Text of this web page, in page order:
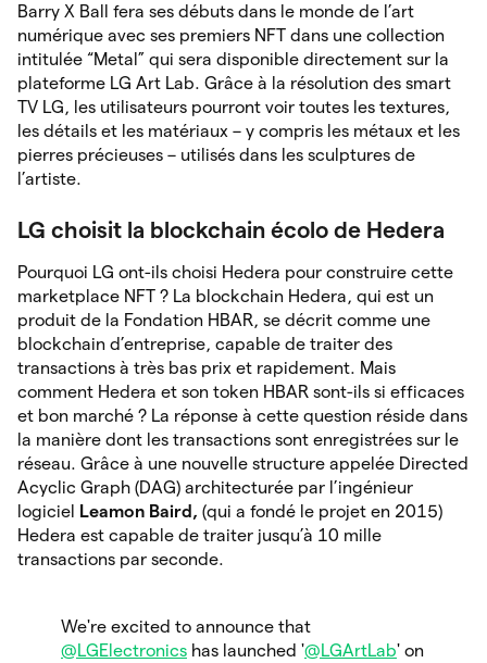
Barry X Ball fera ses débuts dans le monde de l’art
numérique avec ses premiers NFT dans une collection
intitulée “Metal” qui sera disponible directement sur la
plateforme LG Art Lab. Grâce à la résolution des smart
TV LG, les utilisateurs pourront voir toutes les textures,
les détails et les matériaux – y compris les métaux et les
pierres précieuses – utilisés dans les sculptures de
l’artiste.
LG choisit la blockchain écolo de Hedera
Pourquoi LG ont-ils choisi Hedera pour construire cette
marketplace NFT ? La blockchain Hedera, qui est un
produit de la Fondation HBAR, se décrit comme une
blockchain d’entreprise, capable de traiter des
transactions à très bas prix et rapidement. Mais
comment Hedera et son token HBAR sont-ils si efficaces
et bon marché ? La réponse à cette question réside dans
la manière dont les transactions sont enregistrées sur le
réseau. Grâce à une nouvelle structure appelée Directed
Acyclic Graph (DAG) architecturée par l’ingénieur
logiciel
Leamon Baird, (qui a fondé le projet en 2015)
Hedera est capable de traiter jusqu’à 10 mille
transactions par seconde.
We're excited to announce that
@LGElectronics has launched '@LGArtLab' on